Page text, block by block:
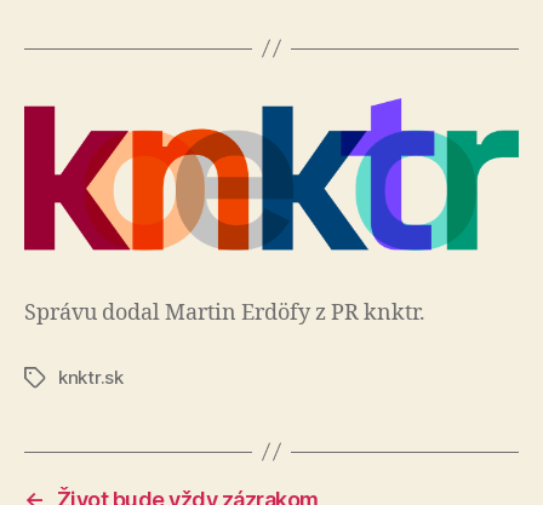
Správu dodal Martin Erdöfy z PR knktr.
Značkyknktr.sk
←
Život bude vždy zázrakom